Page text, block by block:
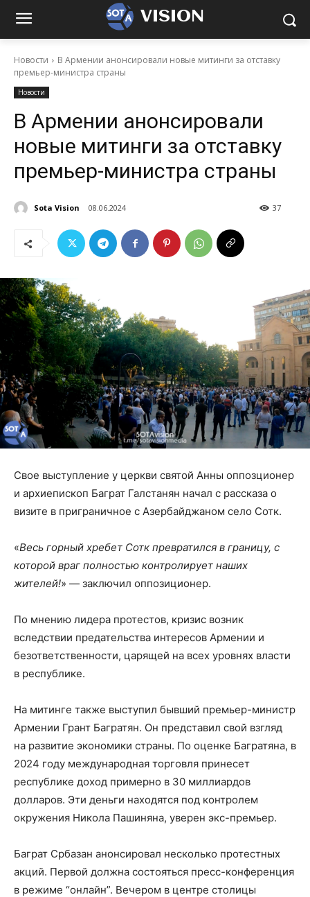
VISION
Новости
В Армении анонсировали новые митинги за отставку
премьер-министра страны
Новости
В Армении анонсировали
новые митинги за отставку
премьер-министра страны
Sota Vision 08.06.2024 37
Свое выступление у церкви святой Анны оппозционер
и архиепископ Баграт Галстанян начал с рассказа о
визите в приграничное с Азербайджаном село Сотк.
«Весь горный хребет Сотк превратился в границу, с
которой враг полностью контролирует наших
жителей!» — заключил оппозиционер.
По мнению лидера протестов, кризис возник
вследствии предательства интересов Армении и
безответственности, царящей на всех уровнях власти
в республике.
На митинге также выступил бывший премьер-министр
Армении Грант Багратян. Он представил свой взгляд
на развитие экономики страны. По оценке Багратяна, в
2024 году международная торговля принесет
республике доход примерно в 30 миллиардов
долларов. Эти деньги находятся под контролем
окружения Никола Пашиняна, уверен экс-премьер.
Баграт Србазан анонсировал несколько протестных
акций. Первой должна состояться пресс-конференция
в режиме “онлайн”. Вечером в центре столицы